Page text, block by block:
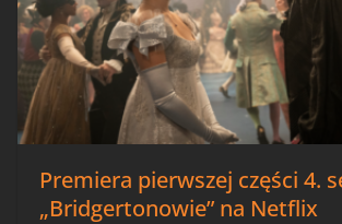
Premiera pierwszej części 4.
„Bridgertonowie” na Netflix